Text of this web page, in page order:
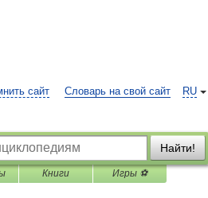
RU
сайт Словарь на свой сайт
Найти!
Книги Игры ⚽